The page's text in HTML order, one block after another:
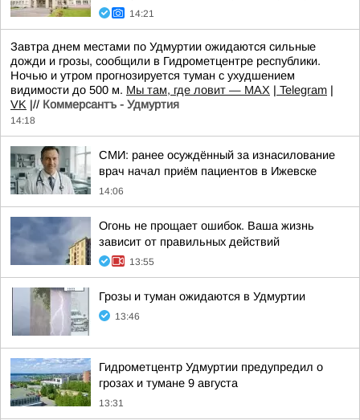
14:21
Завтра днем местами по Удмуртии ожидаются сильные
дожди и грозы, сообщили в Гидрометцентре республики.
Ночью и утром прогнозируется туман с ухудшением
видимости до 500 м. Мы там, где ловит — MAX | Telegram |
VK |// Коммерсантъ - Удмуртия
14:18
СМИ: ранее осуждённый за изнасилование
врач начал приём пациентов в Ижевске
14:06
Огонь не прощает ошибок. Ваша жизнь
зависит от правильных действий
13:55
Грозы и туман ожидаются в Удмуртии
13:46
Гидрометцентр Удмуртии предупредил о
грозах и тумане 9 августа
13:31